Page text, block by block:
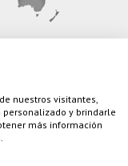
nuestros visitantes,
y brindarle
más información